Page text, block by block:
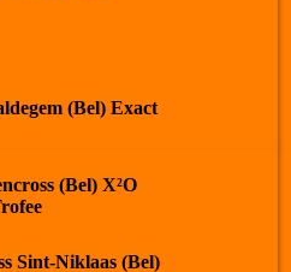
(Bel) Exact
(Bel) X²O
Sint-Niklaas (Bel)